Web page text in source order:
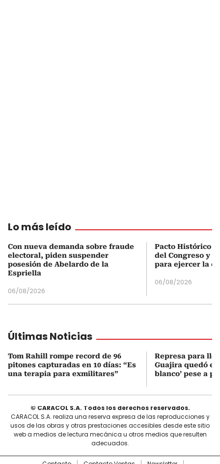
Lo más leído
Con nueva demanda sobre fraude
electoral, piden suspender
posesión de Abelardo de la
Espriella
06/08/2026
Pacto Histórico
del Congreso y
para ejercer la
06/08/2026
Últimas Noticias
Tom Rahill rompe record de 96
pitones capturadas en 10 días: “Es
una terapia para exmilitares”
Represa para
Guajira quedó en
blanco’ pese a
© CARACOL S.A. Todos los derechos reservados.
CARACOL S.A. realiza una reserva expresa de las reproducciones y
usos de las obras y otras prestaciones accesibles desde este sitio
web a medios de lectura mecánica u otros medios que resulten
adecuados.